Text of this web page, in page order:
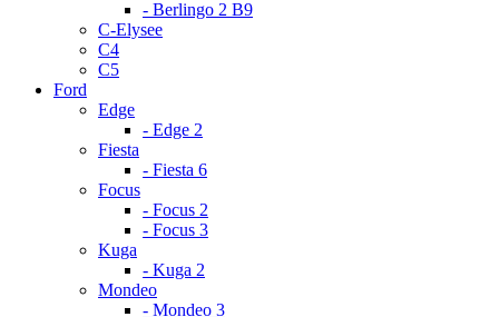
- Berlingo 2 B9
C-Elysee
C4
C5
Ford
Edge
- Edge 2
Fiesta
- Fiesta 6
Focus
- Focus 2
- Focus 3
Kuga
- Kuga 2
Mondeo
- Mondeo 3